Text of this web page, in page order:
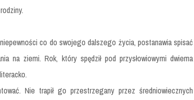
co do swojego dalszego życia, postanawia spisać
na ziemi. Rok, który spędził pod przysłowiowymi dwiema
Nie trapił go przestrzegany przez średniowiecznych